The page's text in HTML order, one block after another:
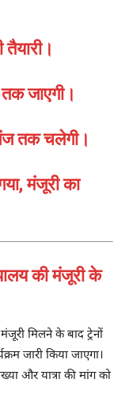
जाएगी।
तक चलेगी।
मंजूरी का
की मंजूरी के
मिलने के बाद ट्रेनों
जारी किया जाएगा।
और यात्रा की मांग को